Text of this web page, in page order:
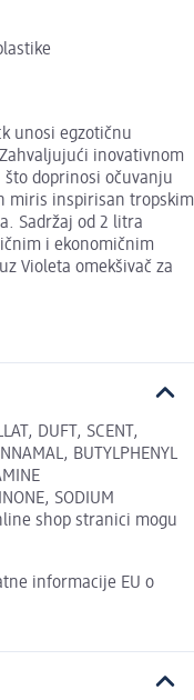
unosi egzotičnu
inovativnom
što doprinosi očuvanju
miris inspirisan tropskim
Sadržaj od 2 litra
i ekonomičnim
Violeta omekšivač za
DUFT, SCENT,
BUTYLPHENYL
SODIUM
shop stranici mogu
informacije EU o